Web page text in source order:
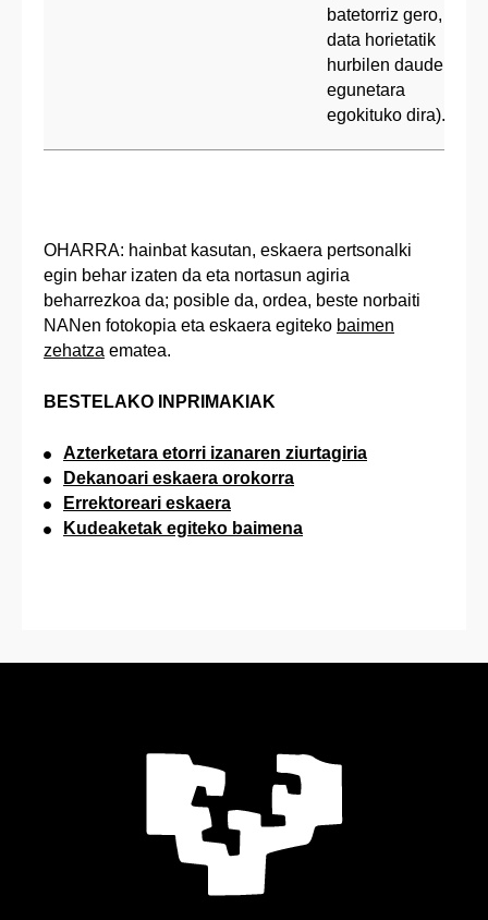
batetorriz gero,
data horietatik
hurbilen dauden
egunetara
egokituko dira).
Informatika Fakultatean
ikasteko espediente
leku-aldatze eskaera
ikasketak
dauzkaten ikasleak
Konpentsazio eskaera
Eskariak egiteko
espezifikoengatiko
kreditu-onarpena
Kurtso osoan
OHARRA: hainbat kasutan, eskaera pertsonalki
egin behar izaten da eta nortasun agiria
beharrezkoa da; posible da, ordea, beste norbaiti
NANen fotokopia eta eskaera egiteko baimen
zehatza ematea.
BESTELAKO INPRIMAKIAK
Azterketara etorri izanaren ziurtagiria
Dekanoari eskaera orokorra
Errektoreari eskaera
Kudeaketak egiteko baimena